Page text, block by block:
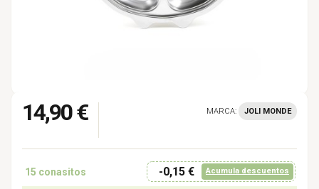
14,90 € MARCA: JOLI MONDE
15 conasitos -0,15 € Acumula descuentos